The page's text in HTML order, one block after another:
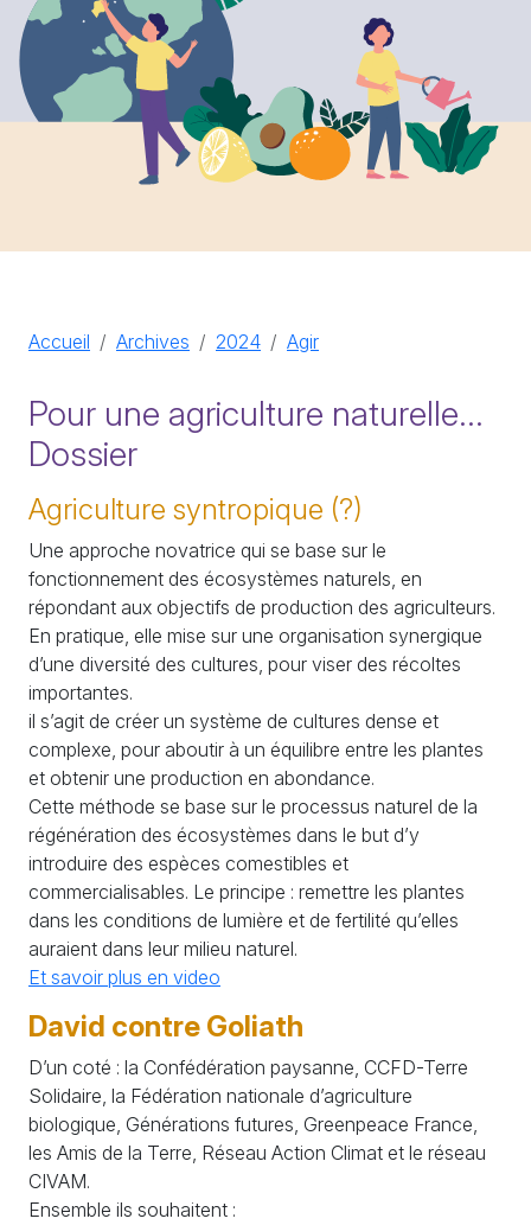
Accueil Archives 2024 Agir
Pour une agriculture naturelle...
Dossier
Agriculture syntropique (?)
Une approche novatrice qui se base sur le
fonctionnement des écosystèmes naturels, en
répondant aux objectifs de production des agriculteurs.
En pratique, elle mise sur une organisation synergique
d’une diversité des cultures, pour viser des récoltes
importantes.
il s’agit de créer un système de cultures dense et
complexe, pour aboutir à un équilibre entre les plantes
et obtenir une production en abondance.
Cette méthode se base sur le processus naturel de la
régénération des écosystèmes dans le but d’y
introduire des espèces comestibles et
commercialisables. Le principe : remettre les plantes
dans les conditions de lumière et de fertilité qu’elles
auraient dans leur milieu naturel.
Et savoir plus en video
David contre Goliath
D’un coté : la Confédération paysanne, CCFD-Terre
Solidaire, la Fédération nationale d’agriculture
biologique, Générations futures, Greenpeace France,
les Amis de la Terre, Réseau Action Climat et le réseau
CIVAM.
Ensemble ils souhaitent :